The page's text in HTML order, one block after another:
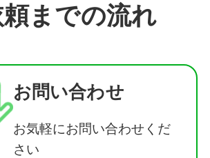
頼までの流れ
お問い合わせ
お気軽にお問い合わせくだ
さい